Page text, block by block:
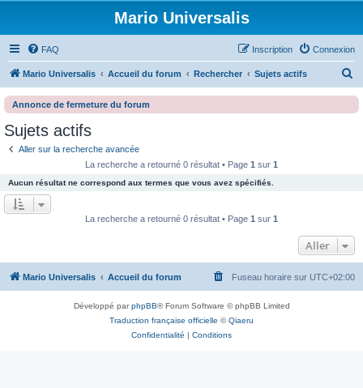
Mario Universalis
FAQ Connexion
Inscription
Mario Universalis Accueil du forum Rechercher Sujets actifs
c
Annonce de fermeture du forum
Sujets actifs
Aller sur la recherche avancée
La recherche a retourné 0 résultat • Page 1 sur 1
Aucun résultat ne correspond aux termes que vous avez spécifiés.
La recherche a retourné 0 résultat • Page 1 sur 1
Aller
Mario Universalis Accueil du forum Fuseau horaire sur UTC+02:00
Développé parphpBB® Forum Software © phpBB Limited
Traduction française officielle ©Qiaeru
Confidentialité | Conditions